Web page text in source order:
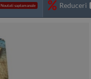
Noutati saptamanale Reduceri